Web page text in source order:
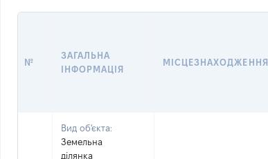
№
ЗАГАЛЬНА
ІНФОРМАЦІЯ
МІСЦЕЗНАХОДЖЕННЯ
Вид об'єкта:
Земельна
ділянка